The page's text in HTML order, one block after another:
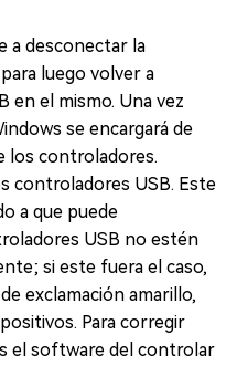
a desconectar la
luego volver a
en el mismo. Una vez
se encargará de
los controladores.
controladores USB. Este
a que puede
USB no estén
si este fuera el caso,
exclamación amarillo,
Para corregir
el software del controlar